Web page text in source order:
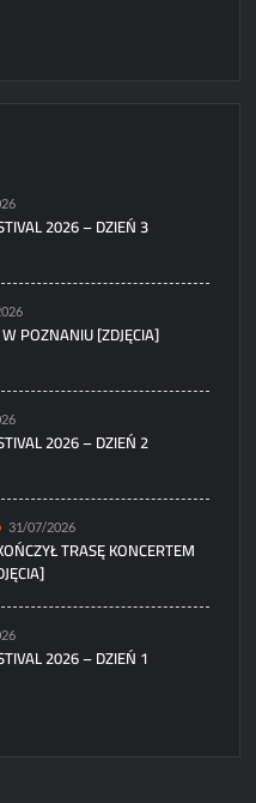
2026 – DZIEŃ 3
POZNANIU [ZDJĘCIA]
2026 – DZIEŃ 2
31/07/2026
TRASĘ KONCERTEM
2026 – DZIEŃ 1